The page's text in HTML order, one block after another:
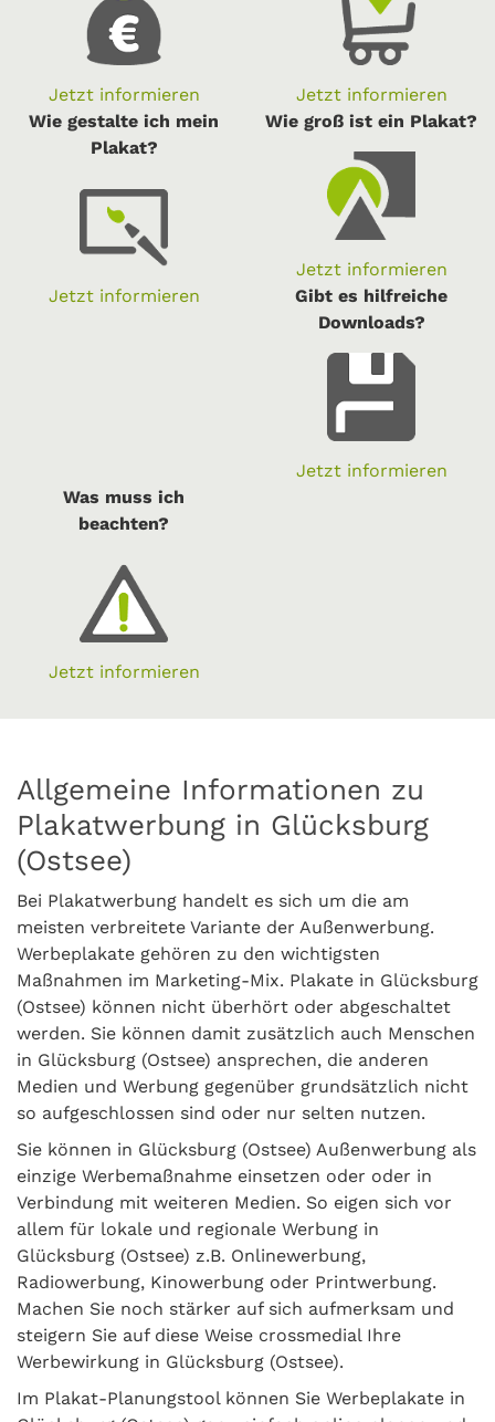
Jetzt informieren
Jetzt informieren
Wie gestalte ich mein
Plakat?
Jetzt informieren
Wie groß ist ein Plakat?
Jetzt informieren
Gibt es hilfreiche
Downloads?
Jetzt informieren
Was muss ich
beachten?
Jetzt informieren
Allgemeine Informationen zu
Plakatwerbung in Glücksburg
(Ostsee)
Bei Plakatwerbung handelt es sich um die am
meisten verbreitete Variante der Außenwerbung.
Werbeplakate gehören zu den wichtigsten
Maßnahmen im Marketing-Mix. Plakate in Glücksburg
(Ostsee) können nicht überhört oder abgeschaltet
werden. Sie können damit zusätzlich auch Menschen
in Glücksburg (Ostsee) ansprechen, die anderen
Medien und Werbung gegenüber grundsätzlich nicht
so aufgeschlossen sind oder nur selten nutzen.
Sie können in Glücksburg (Ostsee) Außenwerbung als
einzige Werbemaßnahme einsetzen oder oder in
Verbindung mit weiteren Medien. So eigen sich vor
allem für lokale und regionale Werbung in
Glücksburg (Ostsee) z.B. Onlinewerbung,
Radiowerbung, Kinowerbung oder Printwerbung.
Machen Sie noch stärker auf sich aufmerksam und
steigern Sie auf diese Weise crossmedial Ihre
Werbewirkung in Glücksburg (Ostsee).
Im Plakat-Planungstool können Sie Werbeplakate in